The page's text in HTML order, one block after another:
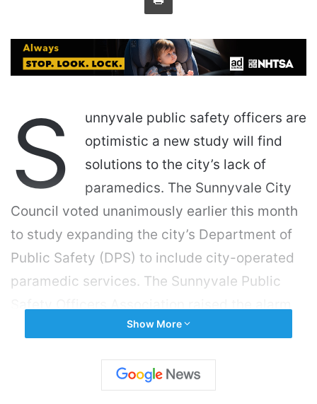
S
unnyvale public safety officers are
optimistic a new study will find
solutions to the city’s lack of
paramedics. The Sunnyvale City
Council voted unanimously earlier this month
to study expanding the city’s Department of
Public Safety (DPS) to include city-operated
paramedic services. The Sunnyvale Public
last year about the city’s deficient paramedic
study to provide much needed data — as well
Show More